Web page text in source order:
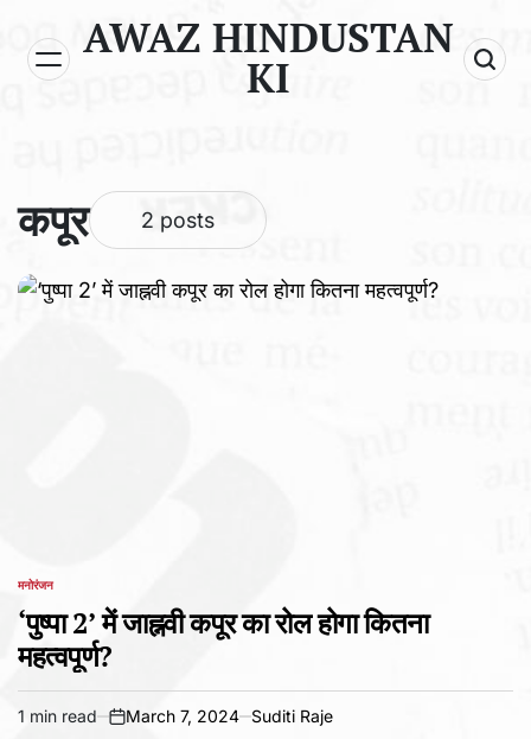
content
AWAZ HINDUSTAN
KI
कपूर 2 posts
POSTED
IN
मनोरंजन
‘पुष्पा 2’ में जाह्नवी कपूर का रोल होगा कितना
महत्वपूर्ण?
Estimated
1 min read
on
March 7, 2024 Suditi Raje